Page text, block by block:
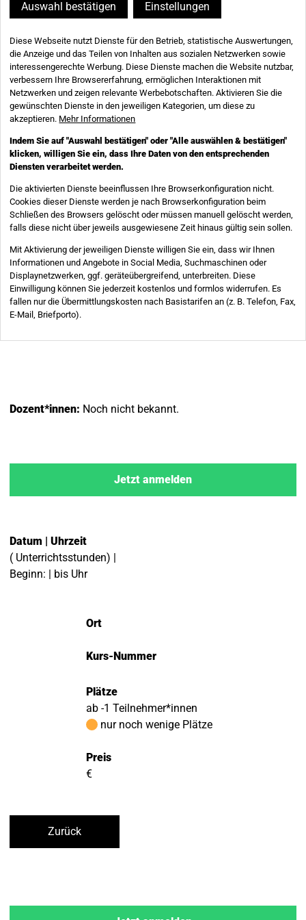
Dozent*innen: Noch nicht bekannt.
Jetzt anmelden
Datum | Uhrzeit
( Unterrichtsstunden) |
Beginn: | bis Uhr
Ort
Kurs-Nummer
Plätze
ab -1 Teilnehmer*innen
nur noch wenige Plätze
Preis
€
Zurück